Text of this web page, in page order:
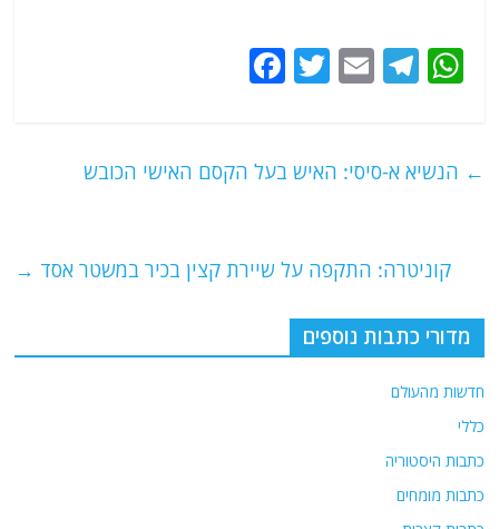
W
s
p
T
g
E
l
T
er
e
o
← הנשיא א-סיסי: האיש בעל הקסם האישי הכובש
קוניטרה: התקפה על שיירת קצין בכיר במשטר אסד →
מדורי כתבות נוספים
חדשות מהעולם
כללי
כתבות היסטוריה
כתבות מומחים